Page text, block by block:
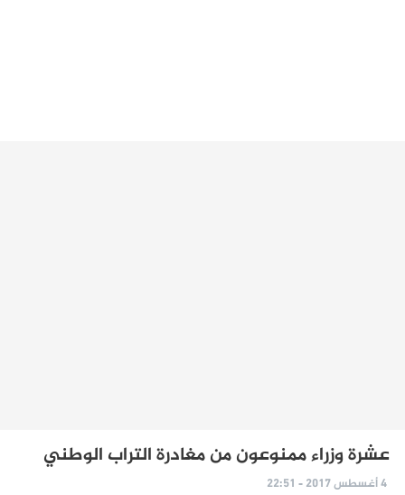
عشرة وزراء ممنوعون من مغادرة التراب الوطني
4 أغسطس 2017 - 22:51